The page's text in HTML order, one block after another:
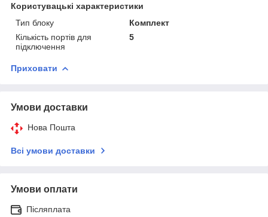
Користувацькi характеристики
Тип блоку
Комплект
Кількість портів для
підключення
5
Приховати
Умови доставки
Нова Пошта
Всі умови доставки
Умови оплати
Післяплата